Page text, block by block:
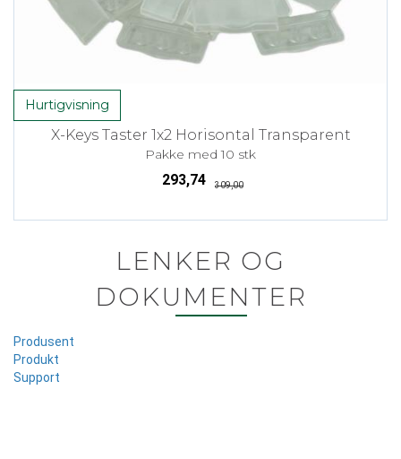
Hurtigvisning
X-Keys Taster 1x2 Horisontal Transparent
Pakke med 10 stk
293,74 309,00
LENKER OG
DOKUMENTER
Produsent
Produkt
Support